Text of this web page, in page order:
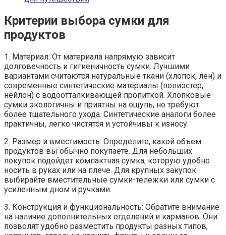
Критерии выбора сумки для
продуктов
1. Материал: От материала напрямую зависит
долговечность и гигиеничность сумки. Лучшими
вариантами считаются натуральные ткани (хлопок, лен) и
современные синтетические материалы (полиэстер,
нейлон) с водоотталкивающей пропиткой. Хлопковые
сумки экологичны и приятны на ощупь, но требуют
более тщательного ухода. Синтетические аналоги более
практичны, легко чистятся и устойчивы к износу.
2. Размер и вместимость: Определите, какой объем
продуктов вы обычно покупаете. Для небольших
покупок подойдет компактная сумка, которую удобно
носить в руках или на плече. Для крупных закупок
выбирайте вместительные сумки-тележки или сумки с
усиленным дном и ручками.
3. Конструкция и функциональность: Обратите внимание
на наличие дополнительных отделений и карманов. Они
позволят удобно разместить продукты разных типов,